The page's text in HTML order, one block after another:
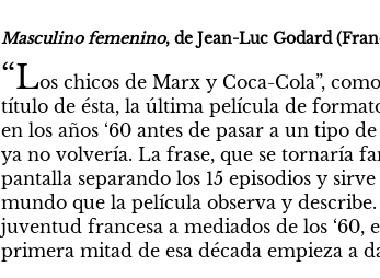
Masculino femenino, de Jean-Luc Godard
“Los chicos de Marx y Coca-Cola”,
título de ésta, la última película de
en los años ‘60 antes de pasar a un tipo
ya no volvería. La frase, que se tornaría
pantalla separando los 15 episodios y
mundo que la película observa y describe.
juventud francesa a mediados de los
primera mitad de esa década empieza a